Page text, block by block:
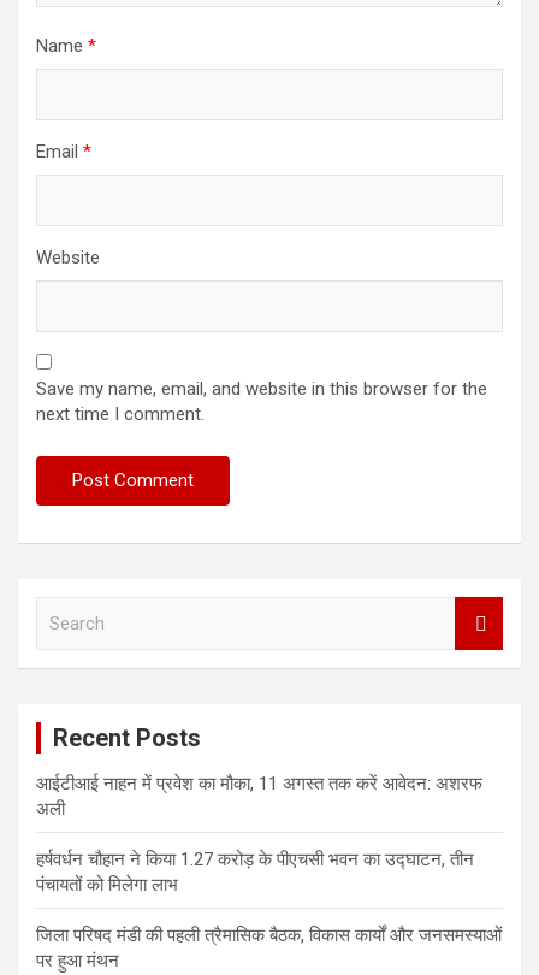
Name *
Email *
Website
Save my name, email, and website in this browser for the
next time I comment.
Recent Posts
आईटीआई नाहन में प्रवेश का मौका, 11 अगस्त तक करें आवेदन: अशरफ
अली
हर्षवर्धन चौहान ने किया 1.27 करोड़ के पीएचसी भवन का उद्घाटन, तीन
पंचायतों को मिलेगा लाभ
जिला परिषद मंडी की पहली त्रैमासिक बैठक, विकास कार्यों और जनसमस्याओं
पर हुआ मंथन